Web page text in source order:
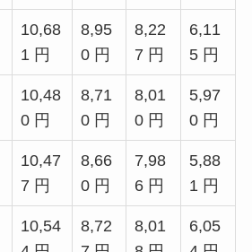
10,68
1 円
8,95
0 円
8,22
7 円
6,11
5 円
10,48
0 円
8,71
0 円
8,01
0 円
5,97
0 円
10,47
7 円
8,66
0 円
7,98
6 円
5,88
1 円
10,54
8,72
8,01
6,05